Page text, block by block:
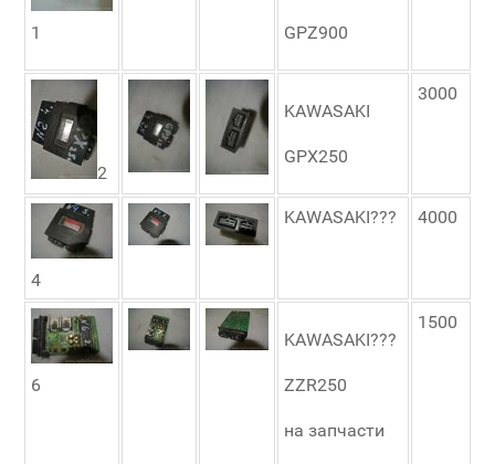
1 GPZ900
2
KAWASAKI
GPX250
3000
4
KAWASAKI??? 4000
6
KAWASAKI???
ZZR250
на запчасти
1500